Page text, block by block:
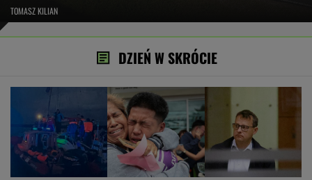
TOMASZ KILIAN
DZIEŃ W SKRÓCIE